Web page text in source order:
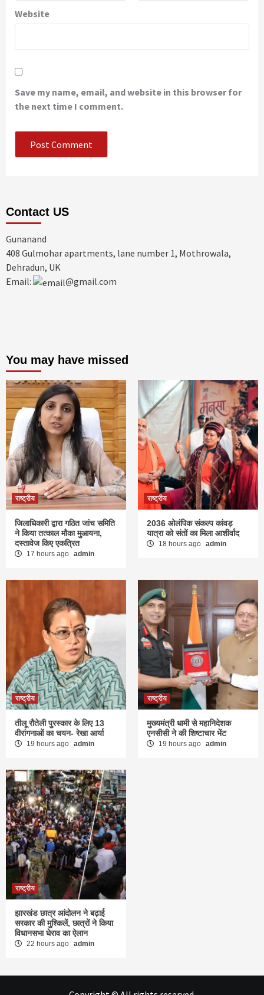
Website
Save my name, email, and website in this browser for
the next time I comment.
Contact US
Gunanand
408 Gulmohar apartments, lane number 1, Mothrowala,
Dehradun, UK
Email:
@gmail.com
You may have missed
राष्ट्रीय
जिलाधिकारी द्वारा गठित जांच समिति
ने किया तत्काल मौका मुआयना,
दस्तावेज किए एकत्रित
17 hours ago admin
राष्ट्रीय
2036 ओलंपिक संकल्प कांवड़
यात्रा को संतों का मिला आशीर्वाद
18 hours ago admin
राष्ट्रीय
तीलू रौतेली पुरस्कार के लिए 13
वीरांगनाओं का चयन- रेखा आर्या
19 hours ago admin
राष्ट्रीय
मुख्यमंत्री धामी से महानिदेशक
एनसीसी ने की शिष्टाचार भेंट
19 hours ago admin
राष्ट्रीय
झारखंड छात्र आंदोलन ने बढ़ाई
सरकार की मुश्किलें, छात्रों ने किया
विधानसभा घेराव का ऐलान
22 hours ago admin